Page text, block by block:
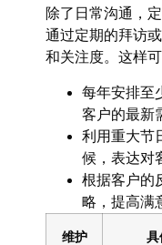
除了日常沟通，
通过定期的拜访
和关注度。这样
每年安排至
客户的最新
利用重大节
候，表达对
根据客户的
略，提高满
维护
具